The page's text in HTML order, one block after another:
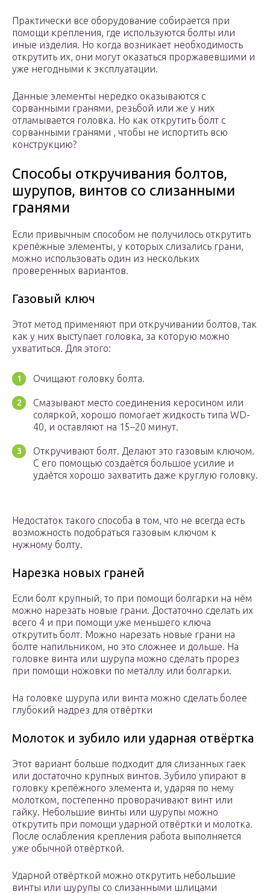
Практически все оборудование собирается при
помощи крепления, где используются болты или
иные изделия. Но когда возникает необходимость
открутить их, они могут оказаться проржавевшими и
уже негодными к эксплуатации.
Данные элементы нередко оказываются с
сорванными гранями, резьбой или же у них
отламывается головка. Но как открутить болт с
сорванными гранями , чтобы не испортить всю
конструкцию?
Способы откручивания болтов,
шурупов, винтов со слизанными
гранями
Если привычным способом не получилось открутить
крепёжные элементы, у которых слизались грани,
можно использовать один из нескольких
проверенных вариантов.
Газовый ключ
Этот метод применяют при откручивании болтов, так
как у них выступает головка, за которую можно
ухватиться. Для этого:
Очищают головку болта.
Смазывают место соединения керосином или
соляркой, хорошо помогает жидкость типа WD-
40, и оставляют на 15–20 минут.
Откручивают болт. Делают это газовым ключом.
С его помощью создаётся большое усилие и
удаётся хорошо захватить даже круглую головку.
Недостаток такого способа в том, что не всегда есть
возможность подобраться газовым ключом к
нужному болту.
Нарезка новых граней
Если болт крупный, то при помощи болгарки на нём
можно нарезать новые грани. Достаточно сделать их
всего 4 и при помощи уже меньшего ключа
открутить болт. Можно нарезать новые грани на
болте напильником, но это сложнее и дольше. На
головке винта или шурупа можно сделать прорез
при помощи ножовки по металлу или болгарки.
На головке шурупа или винта можно сделать более
глубокий надрез для отвёртки
Молоток и зубило или ударная отвёртка
Этот вариант больше подходит для слизанных гаек
или достаточно крупных винтов. Зубило упирают в
головку крепёжного элемента и, ударяя по нему
молотком, постепенно проворачивают винт или
гайку. Небольшие винты или шурупы можно
открутить при помощи ударной отвёртки и молотка.
После ослабления крепления работа выполняется
уже обычной отвёрткой.
Ударной отвёрткой можно открутить небольшие
винты или шурупы со слизанными шлицами